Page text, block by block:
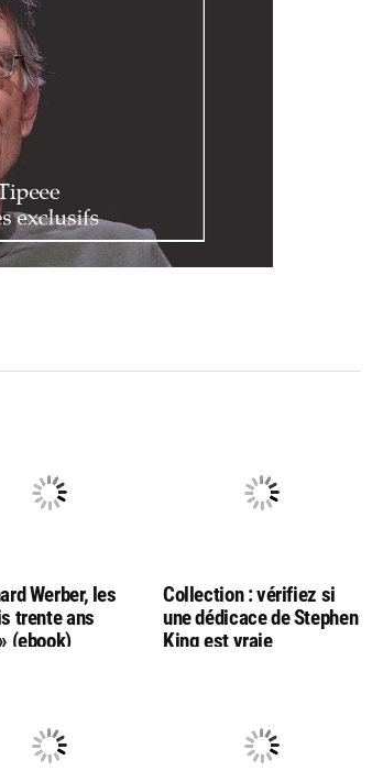
Werber, les
trente ans
(ebook)
Collection : vérifiez si
une dédicace de Stephen
King est vraie